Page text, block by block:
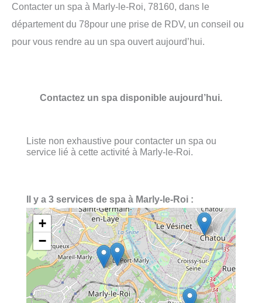
Contacter un spa à Marly-le-Roi, 78160, dans le
département du 78pour une prise de RDV, un conseil ou
pour vous rendre au un spa ouvert aujourd’hui.
Contactez un spa disponible aujourd’hui.
Liste non exhaustive pour contacter un spa ou
service lié à cette activité à Marly-le-Roi.
Il y a 3 services de spa à Marly-le-Roi :
+
−